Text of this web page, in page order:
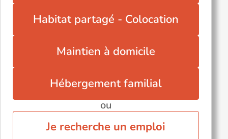
Habitat partagé - Colocation
Maintien à domicile
Hébergement familial
ou
Je recherche un emploi